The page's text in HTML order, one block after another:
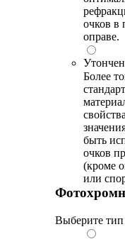
очков в
оправе.
Более
быть
очков
(кроме
или
Выберите тип